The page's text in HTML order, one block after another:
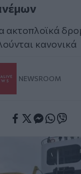
ακτοπλοϊκά
κανονικά
NEWSROOM